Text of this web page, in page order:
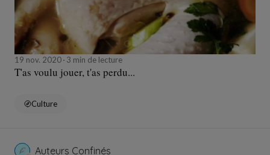
19 nov. 2020 3 min de lecture
T'as voulu jouer, t'as perdu...
Culture
Auteurs Confinés